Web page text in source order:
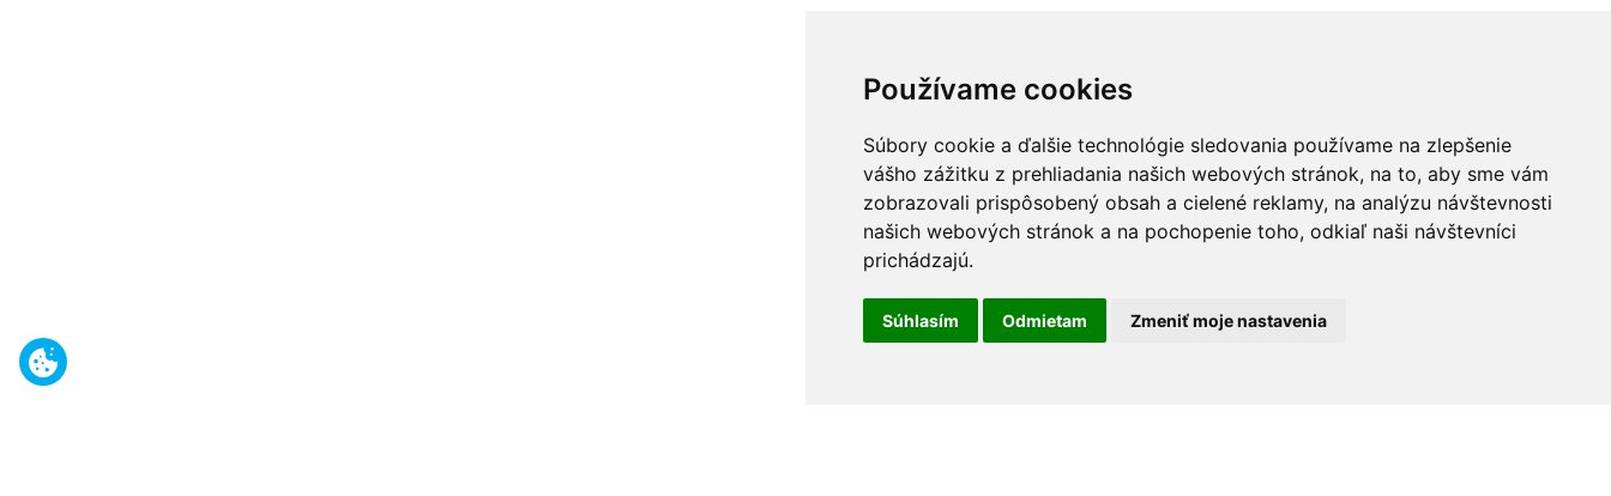
Používame cookies
Súbory cookie a ďalšie technológie sledovania používame na zlepšenie
vášho zážitku z prehliadania našich webových stránok, na to, aby sme vám
zobrazovali prispôsobený obsah a cielené reklamy, na analýzu návštevnosti
našich webových stránok a na pochopenie toho, odkiaľ naši návštevníci
prichádzajú.
Súhlasím Odmietam Zmeniť moje nastavenia